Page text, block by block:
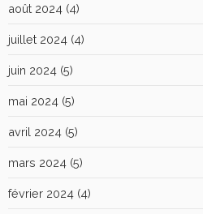
août 2024 (4)
juillet 2024 (4)
juin 2024 (5)
mai 2024 (5)
avril 2024 (5)
mars 2024 (5)
février 2024 (4)